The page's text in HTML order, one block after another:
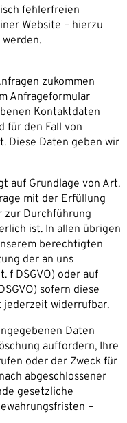
fehlerfreien
Website – hierzu
zukommen
Anfrageformular
Kontaktdaten
für den Fall von
Diese Daten geben wir
auf Grundlage von Art.
mit der Erfüllung
zur Durchführung
ist. In allen übrigen
berechtigten
der an uns
f DSGVO) oder auf
sofern diese
jederzeit widerrufbar.
Daten
auffordern, Ihre
oder der Zweck für
abgeschlossener
gesetzliche
–